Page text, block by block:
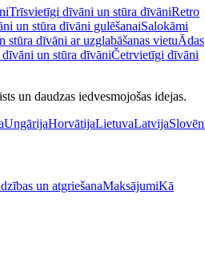
Trīsvietīgi dīvāni un stūra dīvāniRetro
un stūra dīvāni gulēšanaiSalokāmi
stūra dīvāni ar uzglabāšanas vietuĀdas
un stūra dīvāniČetrvietīgi dīvāni
un daudzas iedvesmojošas idejas.
UngārijaHorvātijaLietuvaLatvija
un atgriešanaMaksājumiKā